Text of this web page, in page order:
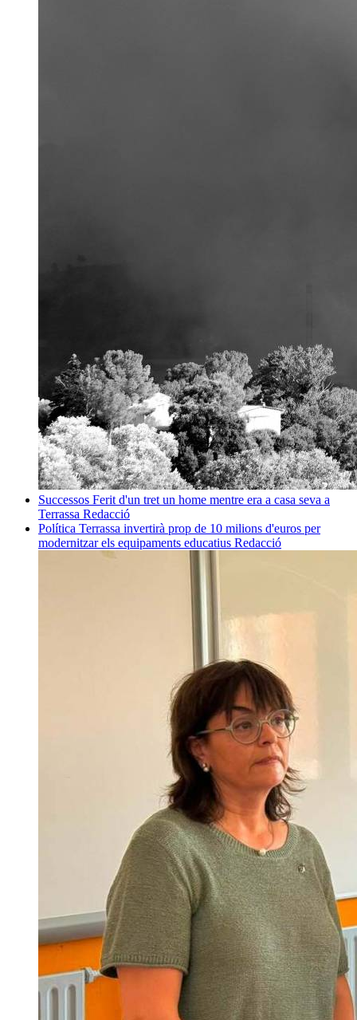
Successos Ferit d'un tret un home mentre era a casa seva a
Terrassa Redacció
Política Terrassa invertirà prop de 10 milions d'euros per
modernitzar els equipaments educatius Redacció